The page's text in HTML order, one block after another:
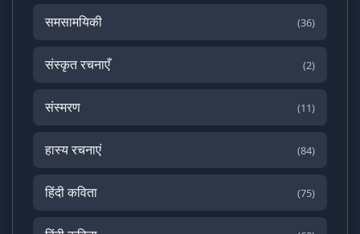
समसामयिकी (36)
संस्कृत रचनाएँ (2)
संस्मरण (11)
हास्य रचनाएं (84)
हिंदी कविता (75)